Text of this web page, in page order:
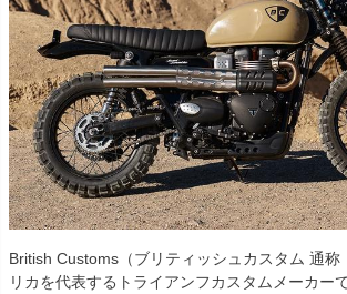
British Customs（ブリティッシュカスタム 通称
リカを代表するトライアンフカスタムメーカーで